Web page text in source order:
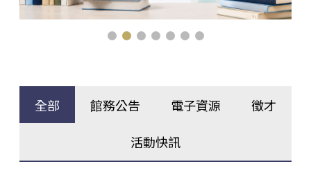
全部 館務公告 電子資源 徵才
活動快訊